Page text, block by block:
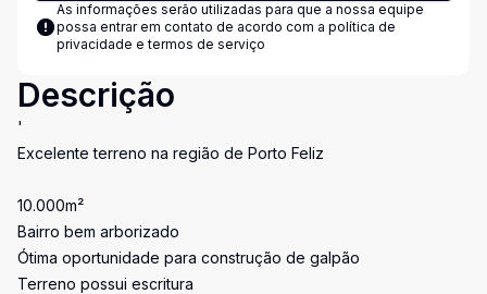
As informações serão utilizadas para que a nossa equipe
possa entrar em contato de acordo com a política de
privacidade e termos de serviço
Descrição
'
Excelente terreno na região de Porto Feliz
10.000m²
Bairro bem arborizado
Ótima oportunidade para construção de galpão
Terreno possui escritura